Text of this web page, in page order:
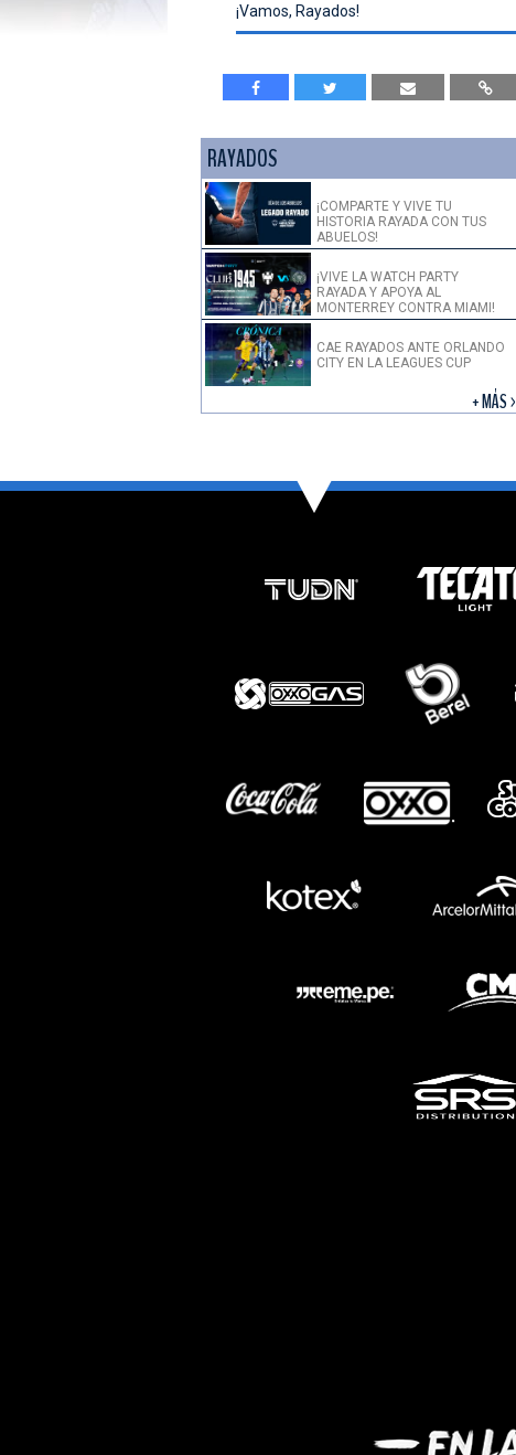
¡Vamos, Rayados!
RAYADOS
¡COMPARTE Y VIVE TU
HISTORIA RAYADA CON TUS
ABUELOS!
¡VIVE LA WATCH PARTY
RAYADA Y APOYA AL
MONTERREY CONTRA MIAMI!
CAE RAYADOS ANTE ORLANDO
CITY EN LA LEAGUES CUP
+ MÁS >